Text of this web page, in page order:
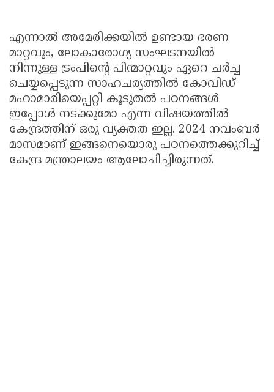
എന്നാൽ അമേരിക്കയിൽ ഉണ്ടായ ഭരണ
മാറ്റവും, ലോകാരോഗ്യ സംഘടനയിൽ
നിന്നുള്ള ട്രംപിന്റെ പിന്മാറ്റവും ഏറെ ചർച്ച
ചെയ്യപ്പെടുന്ന സാഹചര്യത്തിൽ കോവിഡ്
മഹാമാരിയെപ്പറ്റി കൂടുതൽ പഠനങ്ങൾ
ഇപ്പോൾ നടക്കുമോ എന്ന വിഷയത്തിൽ
കേന്ദ്രത്തിന് ഒരു വ്യക്തത ഇല്ല. 2024 നവംബർ
മാസമാണ് ഇങ്ങനെയൊരു പഠനത്തെക്കുറിച്ച്
കേന്ദ്ര മന്ത്രാലയം ആലോചിച്ചിരുന്നത്.